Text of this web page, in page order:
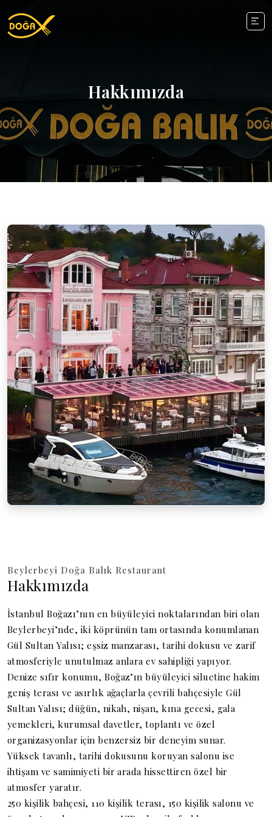
Hakkımızda
Beylerbeyi Doğa Balık Restaurant
Hakkımızda
İstanbul Boğazı’nın en büyüleyici noktalarından biri olan
Beylerbeyi’nde, iki köprünün tam ortasında konumlanan
Gül Sultan Yalısı; eşsiz manzarası, tarihi dokusu ve zarif
atmosferiyle unutulmaz anlara ev sahipliği yapıyor.
Denize sıfır konumu, Boğaz’ın büyüleyici siluetine hakim
geniş terası ve asırlık ağaçlarla çevrili bahçesiyle Gül
Sultan Yalısı; düğün, nikah, nişan, kına gecesi, gala
yemekleri, kurumsal davetler, toplantı ve özel
organizasyonlar için benzersiz bir deneyim sunar.
Yüksek tavanlı, tarihi dokusunu koruyan salonu ise
ihtişam ve samimiyeti bir arada hissettiren özel bir
atmosfer yaratır.
250 kişilik bahçesi, 110 kişilik terası, 150 kişilik salonu ve